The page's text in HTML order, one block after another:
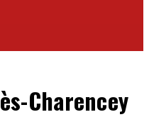
Charencey